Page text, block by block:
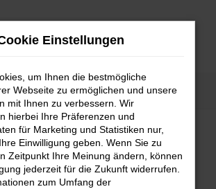
Fahrzeugmarkt
Einstellungen
um Ihnen die bestmögliche
Webseite zu ermöglichen und unsere
mit Ihnen zu verbessern. Wir
hierbei Ihre Präferenzen und
für Marketing und Statistiken nur,
Einwilligung geben. Wenn Sie zu
Zeitpunkt Ihre Meinung ändern, können
jederzeit für die Zukunft widerrufen.
zum Umfang der